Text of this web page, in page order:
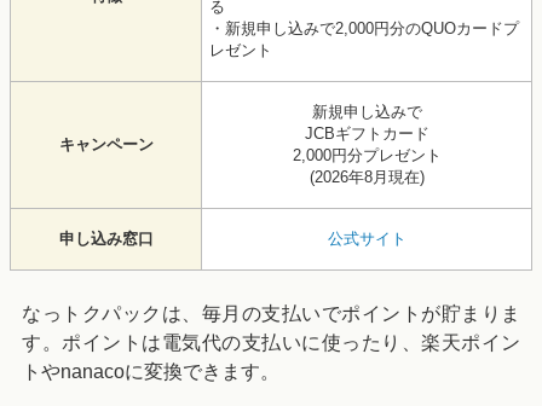
る
・新規申し込みで2,000円分のQUOカードプ
レゼント
キャンペーン
新規申し込みで
JCBギフトカード
2,000円分プレゼント
(2026年8月 現在)
申し込み窓口 公式サイト
なっトクパックは、毎月の支払いでポイントが貯まりま
す。ポイントは電気代の支払いに使ったり、楽天ポイン
トやnanacoに変換できます。